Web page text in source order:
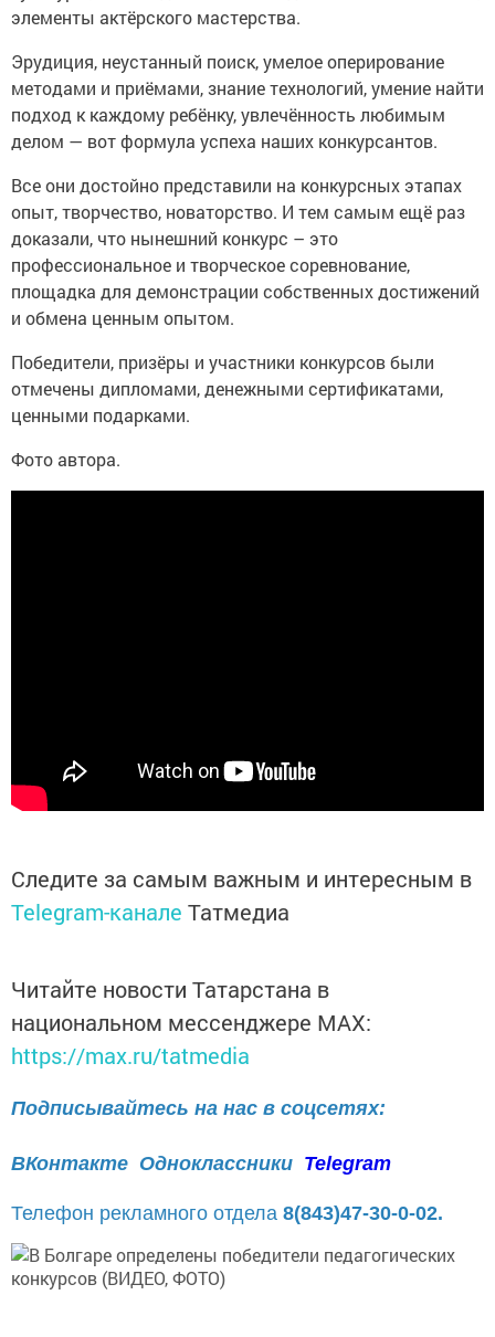
элементы актёрского мастерства.
Эрудиция, неустанный поиск, умелое оперирование
методами и приёмами, знание технологий, умение найти
подход к каждому ребёнку, увлечённость любимым
делом — вот формула успеха наших конкурсантов.
Все они достойно представили на конкурсных этапах
опыт, творчество, новаторство. И тем самым ещё раз
доказали, что нынешний конкурс – это
профессиональное и творческое соревнование,
площадка для демонстрации собственных достижений
и обмена ценным опытом.
Победители, призёры и участники конкурсов были
отмечены дипломами, денежными сертификатами,
ценными подарками.
Фото автора.
Следите за самым важным и интересным в
Telegram-канале Татмедиа
Читайте новости Татарстана в
национальном мессенджере MАХ:
https://max.ru/tatmedia
Подписывайтесь на нас в соцсетях:
ВКонтакте Одноклассники Telegram
Телефон рекламного отдела 8(843)47-30-0-02.